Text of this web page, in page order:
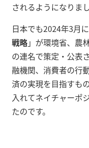
されるようになりまし
日本でも2024年3月
戦略」が環境省、農
の連名で策定・公表
融機関、消費者の行
済の実現を目指すも
入れてネイチャーポ
たのです。